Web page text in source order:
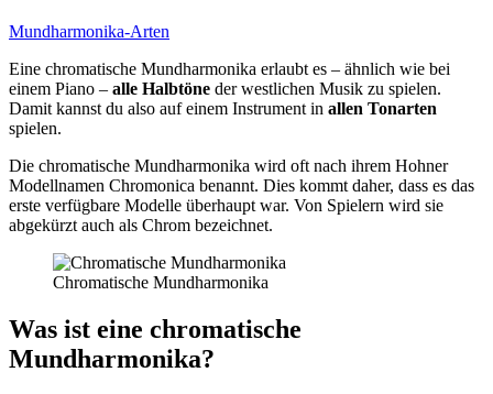
Mundharmonika-Arten
Eine chromatische Mundharmonika erlaubt es – ähnlich wie bei
einem Piano – alle Halbtöne der westlichen Musik zu spielen.
Damit kannst du also auf einem Instrument in allen Tonarten
spielen.
Die chromatische Mundharmonika wird oft nach ihrem Hohner
Modellnamen Chromonica benannt. Dies kommt daher, dass es das
erste verfügbare Modelle überhaupt war. Von Spielern wird sie
abgekürzt auch als Chrom bezeichnet.
Chromatische Mundharmonika
Was ist eine chromatische
Mundharmonika?